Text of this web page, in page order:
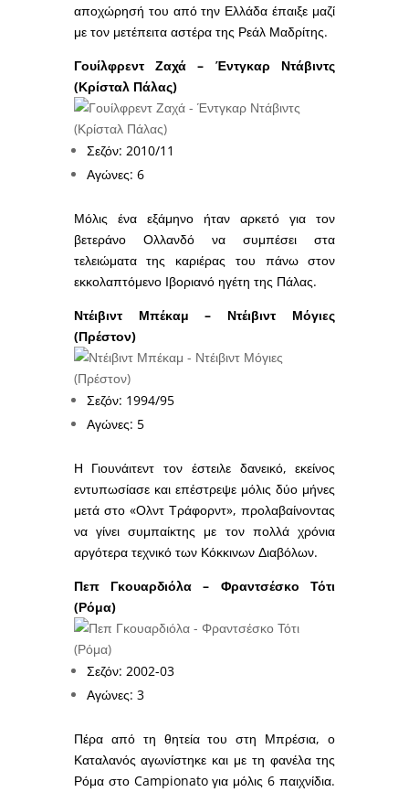
αποχώρησή του από την Ελλάδα έπαιξε μαζί
με τον μετέπειτα αστέρα της Ρεάλ Μαδρίτης.
Γουίλφρεντ Ζαχά – Έντγκαρ Ντάβιντς
(Κρίσταλ Πάλας)
Σεζόν: 2010/11
Αγώνες: 6
Μόλις ένα εξάμηνο ήταν αρκετό για τον
βετεράνο Ολλανδό να συμπέσει στα
τελειώματα της καριέρας του πάνω στον
εκκολαπτόμενο Ιβοριανό ηγέτη της Πάλας.
Ντέιβιντ Μπέκαμ – Ντέιβιντ Μόγιες
(Πρέστον)
Σεζόν: 1994/95
Αγώνες: 5
Η Γιουνάιτεντ τον έστειλε δανεικό, εκείνος
εντυπωσίασε και επέστρεψε μόλις δύο μήνες
μετά στο «Ολντ Τράφορντ», προλαβαίνοντας
να γίνει συμπαίκτης με τον πολλά χρόνια
αργότερα τεχνικό των Κόκκινων Διαβόλων.
Πεπ Γκουαρδιόλα – Φραντσέσκο Τότι
(Ρόμα)
Σεζόν: 2002-03
Αγώνες: 3
Πέρα από τη θητεία του στη Μπρέσια, ο
Καταλανός αγωνίστηκε και με τη φανέλα της
Ρόμα στο Campionato για μόλις 6 παιχνίδια.